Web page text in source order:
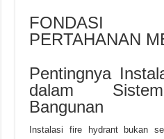
FONDASI
PERTAHANAN
Pentingnya
dalam
Bangunan
Instalasi fire hydrant bukan